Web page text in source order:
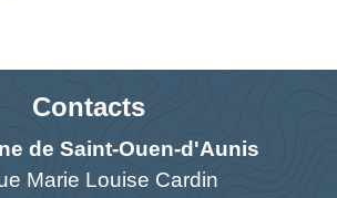
Contacts
de Saint-Ouen-d'Aunis
Marie Louise Cardin